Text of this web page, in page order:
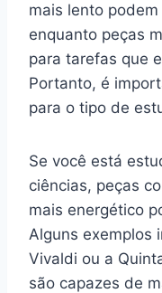
mais lento
enquanto peças
para tarefas que
Portanto, é
para o tipo de
Se você está
ciências, peças
mais energético
Alguns exemplos
Vivaldi ou a
são capazes de